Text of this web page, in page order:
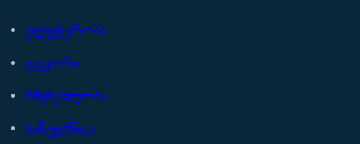
ელექტრობა
დეკორი
მშენებლობა
სანტექნიკა